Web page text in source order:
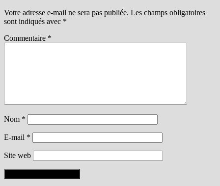
Votre adresse e-mail ne sera pas publiée. Les champs obligatoires
sont indiqués avec *
Commentaire *
Nom *
E-mail *
Site web